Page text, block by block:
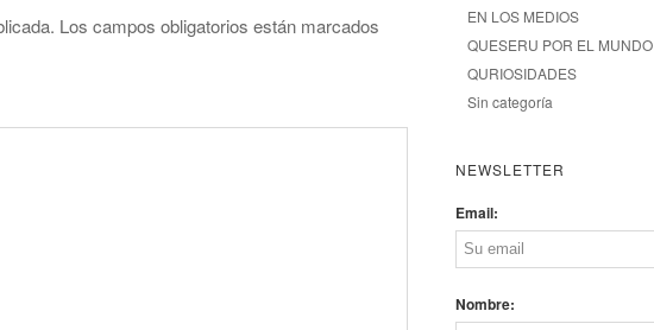
Los campos obligatorios están marcados
EN LOS MEDIOS
QUESERU POR EL MUNDO
QURIOSIDADES
Sin categoría
NEWSLETTER
Email:
Nombre: